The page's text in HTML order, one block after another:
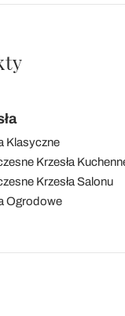
Klasyczne
Krzesła
Krzesła Salonu
Ogrodowe